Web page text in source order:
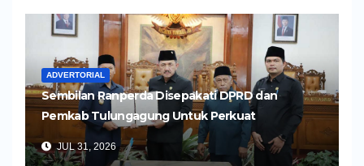
ADVERTORIAL
Sembilan Ranperda Disepakati DPRD dan
Pemkab Tulungagung Untuk Perkuat
Pembangunan Daerah
JUL 31, 2026